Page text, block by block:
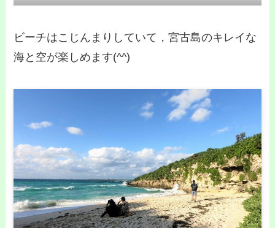
ビーチはこじんまりしていて，宮古島のキレイな
海と空が楽しめます(^^)